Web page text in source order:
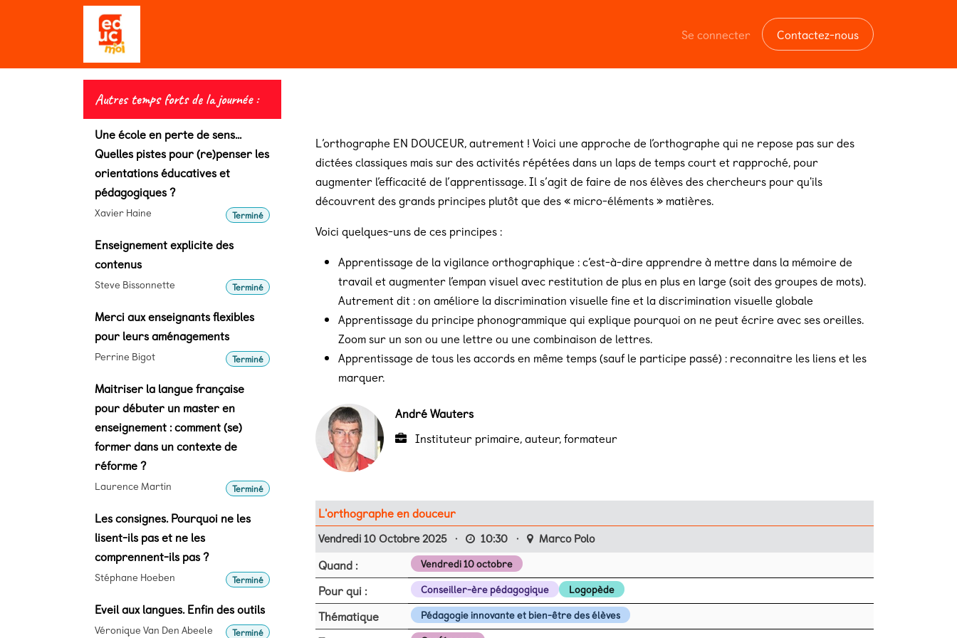
Se rendre au contenu
Se connecter Contactez-nous
Autres temps forts de la journée :
Une école en perte de sens...
Quelles pistes pour (re)penser les
orientations éducatives et
pédagogiques ?
Xavier Haine Terminé
Enseignement explicite des
contenus
Steve Bissonnette Terminé
Merci aux enseignants flexibles
pour leurs aménagements
Perrine Bigot Terminé
Maitriser la langue française
pour débuter un master en
enseignement : comment (se)
former dans un contexte de
réforme ?
Laurence Martin Terminé
Les consignes. Pourquoi ne les
lisent-ils pas et ne les
comprennent-ils pas ?
Stéphane Hoeben Terminé
Eveil aux langues. Enfin des outils
Véronique Van Den Abeele Terminé
L’orthographe EN DOUCEUR, autrement ! Voici une approche de l’orthographe qui ne repose pas sur des
dictées classiques mais sur des activités répétées dans un laps de temps court et rapproché, pour
augmenter l’efficacité de l’apprentissage. Il s’agit de faire de nos élèves des chercheurs pour qu'ils
découvrent des grands principes plutôt que des « micro-éléments » matières.
Voici quelques-uns de ces principes :
Apprentissage de la vigilance orthographique : c’est-à-dire apprendre à mettre dans la mémoire de
travail et augmenter l’empan visuel avec restitution de plus en plus en large (soit des groupes de mots).
Autrement dit : on améliore la discrimination visuelle fine et la discrimination visuelle globale
Apprentissage du principe phonogrammique qui explique pourquoi on ne peut écrire avec ses oreilles.
Zoom sur un son ou une lettre ou une combinaison de lettres.
Apprentissage de tous les accords en même temps (sauf le participe passé) : reconnaitre les liens et les
marquer.
André Wauters
Instituteur primaire, auteur, formateur
L'orthographe en douceur
Vendredi 10 Octobre 2025 · 10:30 · Marco Polo
Quand : Vendredi 10 octobre
Pour qui : Conseiller-ère pédagogique Logopède
Thématique Pédagogie innovante et bien-être des élèves